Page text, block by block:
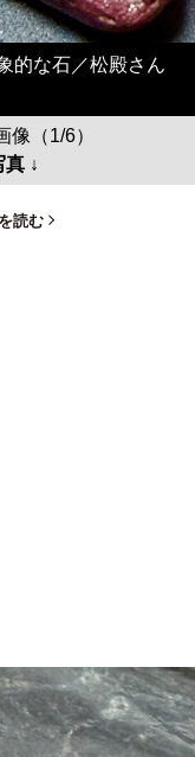
的な石／松殿さん
像（1/6）
↓
読む